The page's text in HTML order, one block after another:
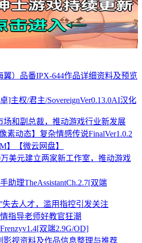
翼）品番IPX-644作品详细资料及预览
]主权/君主/SovereignVer0.13.0AI汉化
场和副总裁，推动游戏行业新发展
素动态】复杂情感传说FinalVer1.0.2
】【微云网盘】
万美元建立两家新工作室，推动游戏
助理TheAssistantCh.2.7[双端
失去人才，滥用指控引发关注
指导老师好教官狂潮
双端2.9G/OD]
影视资料及作品信息整理与推荐